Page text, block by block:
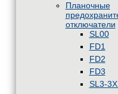
Планочные
отключатели
SL00
FD1
FD2
FD3
SL3-